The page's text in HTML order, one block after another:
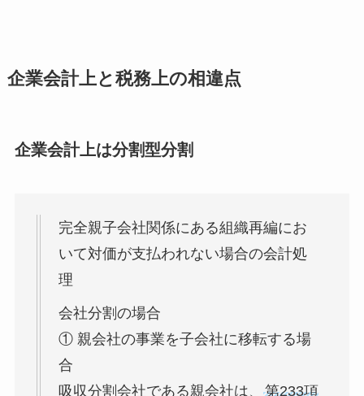
企業会計上と税務上の相違点
企業会計上は分割型分割
完全親子会社関係にある組織再編にお
いて対価が支払われない場合の会計処
理
会社分割の場合
① 親会社の事業を子会社に移転する場
合
吸収分割会社である親会社は、 第233項